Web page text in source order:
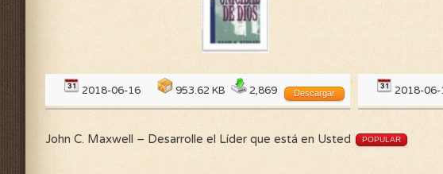
2018-06-16 953.62 KB 2,869 Descargar 2018-06-
John C. Maxwell – Desarrolle el Líder que está en Usted POPULAR